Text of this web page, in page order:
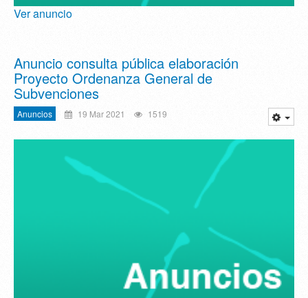
Ver anuncio
Anuncio consulta pública elaboración
Proyecto Ordenanza General de
Subvenciones
Anuncios 19 Mar 2021 1519